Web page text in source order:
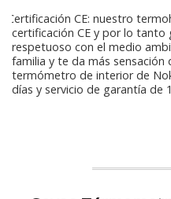
Certificación CE: nuestro
certificación CE y por lo
respetuoso con el medio
familia y te da más sensación
termómetro de interior de
días y servicio de garantía de